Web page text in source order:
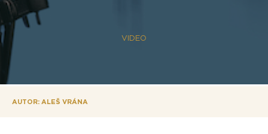
VIDEO
AUTOR: ALEŠ VRÁNA